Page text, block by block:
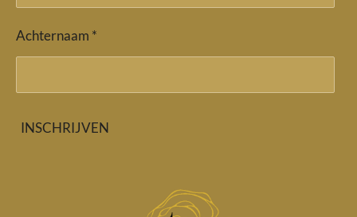
Achternaam *
INSCHRIJVEN